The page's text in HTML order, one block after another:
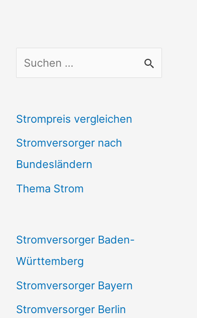
u
h
e
n
n
Strompreis vergleichen
Stromversorger nach
Bundesländern
Thema Strom
Stromversorger Baden-
Württemberg
Stromversorger Bayern
Stromversorger Berlin